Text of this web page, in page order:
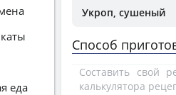
Укроп, сушеный
Способ
Составить свой
калькулятора
еда